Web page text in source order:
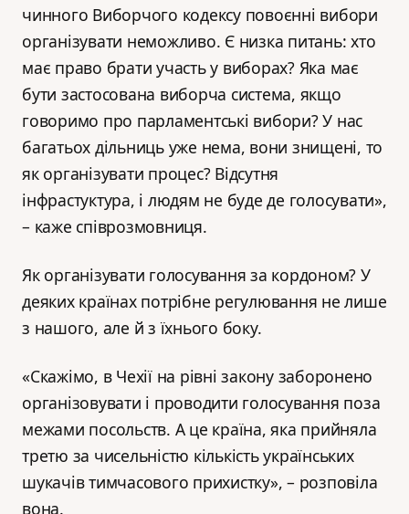
чинного Виборчого кодексу повоєнні вибори
організувати неможливо. Є низка питань: хто
має право брати участь у виборах? Яка має
бути застосована виборча система, якщо
говоримо про парламентські вибори? У нас
багатьох дільниць уже нема, вони знищені, то
як організувати процес? Відсутня
інфрастуктура, і людям не буде де голосувати»,
– каже співрозмовниця.
Як організувати голосування за кордоном? У
деяких країнах потрібне регулювання не лише
з нашого, але й з їхнього боку.
«Скажімо, в Чехії на рівні закону заборонено
організовувати і проводити голосування поза
межами посольств. А це країна, яка прийняла
третю за чисельністю кількість українських
шукачів тимчасового прихистку», – розповіла
вона.